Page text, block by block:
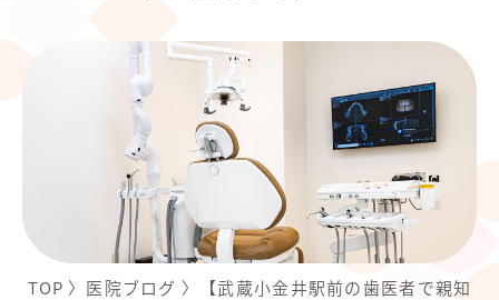
TOP 〉 医院ブログ 〉
【武蔵小金井駅前の歯医者で親知